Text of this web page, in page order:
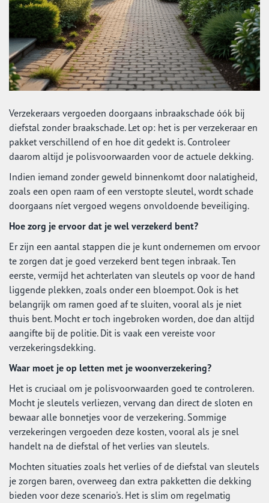
Verzekeraars vergoeden doorgaans inbraakschade óók bij
diefstal zonder braakschade. Let op: het is per verzekeraar en
pakket verschillend of en hoe dit gedekt is. Controleer
daarom altijd je polisvoorwaarden voor de actuele dekking.
Indien iemand zonder geweld binnenkomt door nalatigheid,
zoals een open raam of een verstopte sleutel, wordt schade
doorgaans níet vergoed wegens onvoldoende beveiliging.
Hoe zorg je ervoor dat je wel verzekerd bent?
Er zijn een aantal stappen die je kunt ondernemen om ervoor
te zorgen dat je goed verzekerd bent tegen inbraak. Ten
eerste, vermijd het achterlaten van sleutels op voor de hand
liggende plekken, zoals onder een bloempot. Ook is het
belangrijk om ramen goed af te sluiten, vooral als je niet
thuis bent. Mocht er toch ingebroken worden, doe dan altijd
aangifte bij de politie. Dit is vaak een vereiste voor
verzekeringsdekking.
Waar moet je op letten met je woonverzekering?
Het is cruciaal om je polisvoorwaarden goed te controleren.
Mocht je sleutels verliezen, vervang dan direct de sloten en
bewaar alle bonnetjes voor de verzekering. Sommige
verzekeringen vergoeden deze kosten, vooral als je snel
handelt na de diefstal of het verlies van sleutels.
Mochten situaties zoals het verlies of de diefstal van sleutels
je zorgen baren, overweeg dan extra pakketten die dekking
bieden voor deze scenario's. Het is slim om regelmatig